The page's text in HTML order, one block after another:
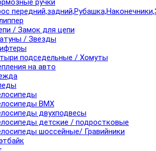
ручки
/ Замок для цепи
/ Звезды
подседельные / Хомуты
на авто
BMX
двухподвесы
детские / подростковые
шоссейные/ Гравийники